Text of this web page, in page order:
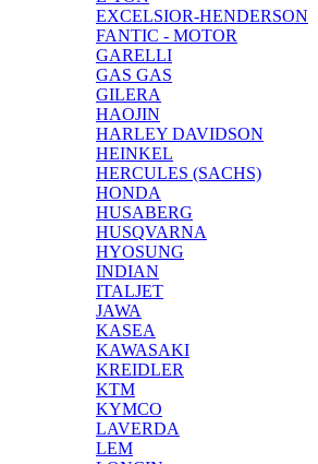
EXCELSIOR-HENDERSON
FANTIC - MOTOR
GARELLI
GAS GAS
GILERA
HAOJIN
HARLEY DAVIDSON
HEINKEL
HERCULES (SACHS)
HONDA
HUSABERG
HUSQVARNA
HYOSUNG
INDIAN
ITALJET
JAWA
KASEA
KAWASAKI
KREIDLER
KTM
KYMCO
LAVERDA
LEM